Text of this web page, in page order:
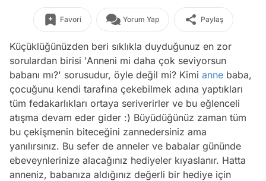
Favori Yorum Yap Paylaş
Küçüklüğünüzden beri sıklıkla duyduğunuz en zor
sorulardan birisi 'Anneni mi daha çok seviyorsun
babanı mı?' sorusudur, öyle değil mi? Kimi anne baba,
çocuğunu kendi tarafına çekebilmek adına yaptıkları
tüm fedakarlıkları ortaya seriverirler ve bu eğlenceli
atışma devam eder gider :) Büyüdüğünüz zaman tüm
bu çekişmenin biteceğini zannedersiniz ama
yanılırsınız. Bu sefer de anneler ve babalar gününde
ebeveynlerinize alacağınız hediyeler kıyaslanır. Hatta
anneniz, babanıza aldığınız değerli bir hediye için